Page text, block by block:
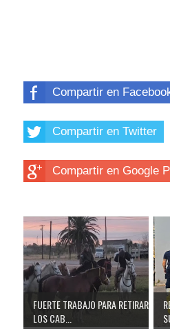
Compartir en
Compartir en Twitter
Compartir en Google
FUERTE TRABAJO PARA RETIRAR
LOS CAB...